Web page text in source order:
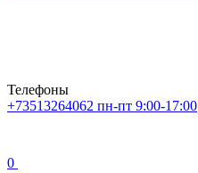
Телефоны
+73513264062 пн-пт 9:00-17:00
0